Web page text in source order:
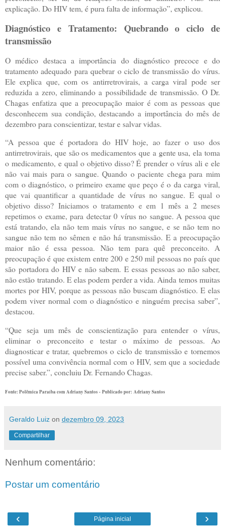
explicação. Do HIV tem, é pura falta de informação”, explicou.
Diagnóstico e Tratamento: Quebrando o ciclo de
transmissão
O médico destaca a importância do diagnóstico precoce e do
tratamento adequado para quebrar o ciclo de transmissão do vírus.
Ele explica que, com os antirretrovirais, a carga viral pode ser
reduzida a zero, eliminando a possibilidade de transmissão. O Dr.
Chagas enfatiza que a preocupação maior é com as pessoas que
desconhecem sua condição, destacando a importância do mês de
dezembro para conscientizar, testar e salvar vidas.
“A pessoa que é portadora do HIV hoje, ao fazer o uso dos
antirretrovirais, que são os medicamentos que a gente usa, ela toma
o medicamento, e qual o objetivo disso? É prender o vírus ali e ele
não vai mais para o sangue. Quando o paciente chega para mim
com o diagnóstico, o primeiro exame que peço é o da carga viral,
que vai quantificar a quantidade de vírus no sangue. E qual o
objetivo disso? Iniciamos o tratamento e em 1 mês a 2 meses
repetimos o exame, para detectar 0 vírus no sangue. A pessoa que
está tratando, ela não tem mais vírus no sangue, e se não tem no
sangue não tem no sêmen e não há transmissão. E a preocupação
maior não é essa pessoa. Não tem para quê preconceito. A
preocupação é que existem entre 200 e 250 mil pessoas no país que
são portadora do HIV e não sabem. E essas pessoas ao não saber,
não estão tratando. E elas podem perder a vida. Ainda temos muitas
mortes por HIV, porque as pessoas não buscam diagnóstico. E elas
podem viver normal com o diagnóstico e ninguém precisa saber”,
destacou.
“Que seja um mês de conscientização para entender o vírus,
eliminar o preconceito e testar o máximo de pessoas. Ao
diagnosticar e tratar, quebremos o ciclo de transmissão e tornemos
possível uma convivência normal com o HIV, sem que a sociedade
precise saber.”, concluiu Dr. Fernando Chagas.
Fonte: Polêmica Paraíba com Adriany Santos - Publicado por: Adriany Santos
Geraldo Luiz on dezembro 09, 2023
Compartilhar
Nenhum comentário:
Postar um comentário
‹ ›
Página inicial